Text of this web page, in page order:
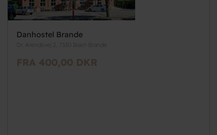
Danhostel Brande
Dr. Arendsvej 2, 7330 Ikast-Brande
FRA 400,00 DKR